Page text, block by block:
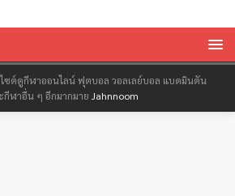
ไซต์ดูกีฬาออนไลน์ ฟุตบอล วอลเลย์บอล แบดมินตัน
กีฬาอื่น ๆ อีกมากมาย Jahnnoom